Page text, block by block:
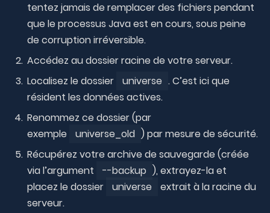
tentez jamais de remplacer des fichiers pendant
que le processus Java est en cours, sous peine
de corruption irréversible.
Accédez au dossier racine de votre serveur.
Localisez le dossier
universe . C’est ici que
résident les données actives.
Renommez ce dossier (par
exemple
universe_old ) par mesure de sécurité.
Récupérez votre archive de sauvegarde (créée
via l’argument
--backup ), extrayez-la et
placez le dossier
universe
extrait à la racine du
serveur.